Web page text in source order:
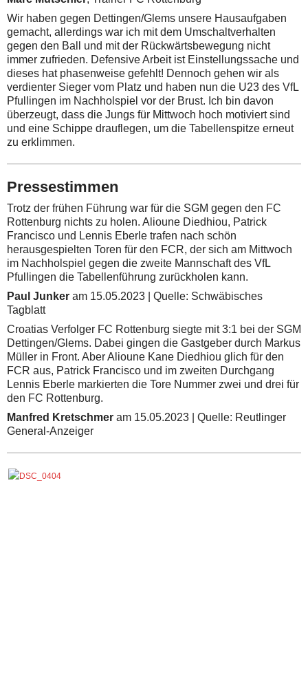
Wir haben gegen Dettingen/Glems unsere Hausaufgaben
gemacht, allerdings war ich mit dem Umschaltverhalten
gegen den Ball und mit der Rückwärtsbewegung nicht
immer zufrieden. Defensive Arbeit ist Einstellungssache und
dieses hat phasenweise gefehlt! Dennoch gehen wir als
verdienter Sieger vom Platz und haben nun die U23 des VfL
Pfullingen im Nachholspiel vor der Brust. Ich bin davon
überzeugt, dass die Jungs für Mittwoch hoch motiviert sind
und eine Schippe drauflegen, um die Tabellenspitze erneut
zu erklimmen.
Pressestimmen
Trotz der frühen Führung war für die SGM gegen den FC
Rottenburg nichts zu holen. Alioune Diedhiou, Patrick
Francisco und Lennis Eberle trafen nach schön
herausgespielten Toren für den FCR, der sich am Mittwoch
im Nachholspiel gegen die zweite Mannschaft des VfL
Pfullingen die Tabellenführung zurückholen kann.
Paul Junker am 15.05.2023 | Quelle: Schwäbisches
Tagblatt
Croatias Verfolger FC Rottenburg siegte mit 3:1 bei der SGM
Dettingen/Glems. Dabei gingen die Gastgeber durch Markus
Müller in Front. Aber Alioune Kane Diedhiou glich für den
FCR aus, Patrick Francisco und im zweiten Durchgang
Lennis Eberle markierten die Tore Nummer zwei und drei für
den FC Rottenburg.
Manfred Kretschmer am 15.05.2023 | Quelle: Reutlinger
General-Anzeiger